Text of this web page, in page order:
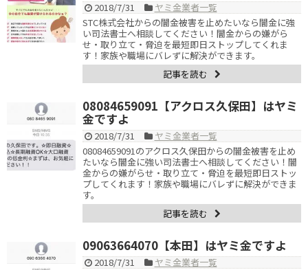
2018/7/31
ヤミ金業者一覧
STC株式会社からの闇金被害を止めたいなら闇金に強
い司法書士へ相談してください！闇金からの嫌がら
せ・取り立て・脅迫を最短即日ストップしてくれま
す！家族や職場にバレずに解決ができます。
記事を読む
08084659091【アクロス久保田】はヤミ
金ですよ
2018/7/31
ヤミ金業者一覧
08084659091のアクロス久保田からの闇金被害を止め
たいなら闇金に強い司法書士へ相談してください！闇
金からの嫌がらせ・取り立て・脅迫を最短即日ストッ
プしてくれます！家族や職場にバレずに解決ができま
す。
記事を読む
09063664070【本田】はヤミ金ですよ
2018/7/31
ヤミ金業者一覧